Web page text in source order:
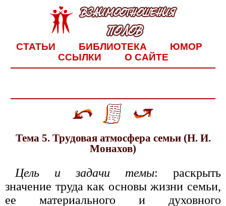
СТАТЬИ БИБЛИОТЕКА
ЮМОР
ССЫЛКИ
О САЙТЕ
Тема 5. Трудовая атмосфера семьи (Н. И.
Монахов)
Цель и задачи темы: раскрыть
значение труда как основы жизни семьи,
ее материального и духовного